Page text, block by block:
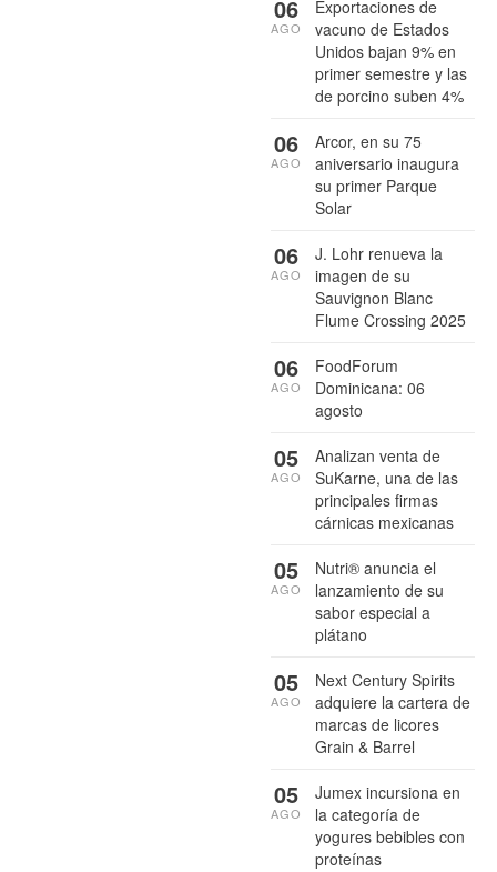
Exportaciones de
vacuno de Estados
Unidos bajan 9% en
primer semestre y las
de porcino suben 4%
06
AGO
Arcor, en su 75
aniversario inaugura
su primer Parque
Solar
06
AGO
J. Lohr renueva la
imagen de su
Sauvignon Blanc
Flume Crossing 2025
06
AGO
FoodForum
Dominicana: 06
agosto
06
AGO
Analizan venta de
SuKarne, una de las
principales firmas
cárnicas mexicanas
05
AGO
Nutri® anuncia el
lanzamiento de su
sabor especial a
plátano
05
AGO
Next Century Spirits
adquiere la cartera de
marcas de licores
Grain & Barrel
05
AGO
Jumex incursiona en
la categoría de
yogures bebibles con
proteínas
05
AGO